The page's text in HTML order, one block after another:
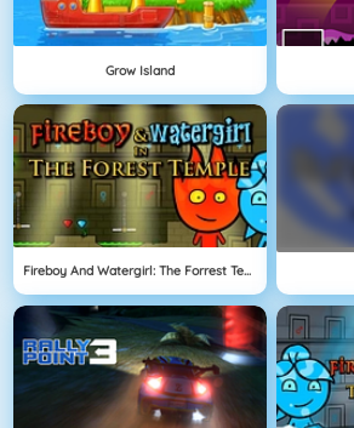
Grow Island
Fireboy And Watergirl: The Forrest Temple